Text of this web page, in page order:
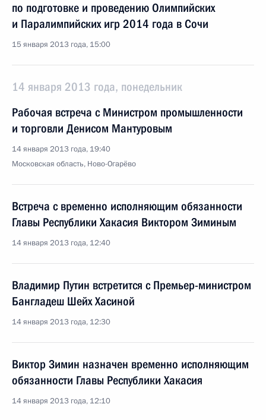
по подготовке и проведению Олимпийских
и Паралимпийских игр 2014 года в Сочи
15 января 2013 года, 15:00
14 января 2013 года, понедельник
Рабочая встреча с Министром промышленности
и торговли Денисом Мантуровым
14 января 2013 года, 19:40
Московская область, Ново-Огарёво
Встреча с временно исполняющим обязанности
Главы Республики Хакасия Виктором Зиминым
14 января 2013 года, 12:40
Владимир Путин встретится с Премьер-министром
Бангладеш Шейх Хасиной
14 января 2013 года, 12:30
Виктор Зимин назначен временно исполняющим
обязанности Главы Республики Хакасия
14 января 2013 года, 12:10